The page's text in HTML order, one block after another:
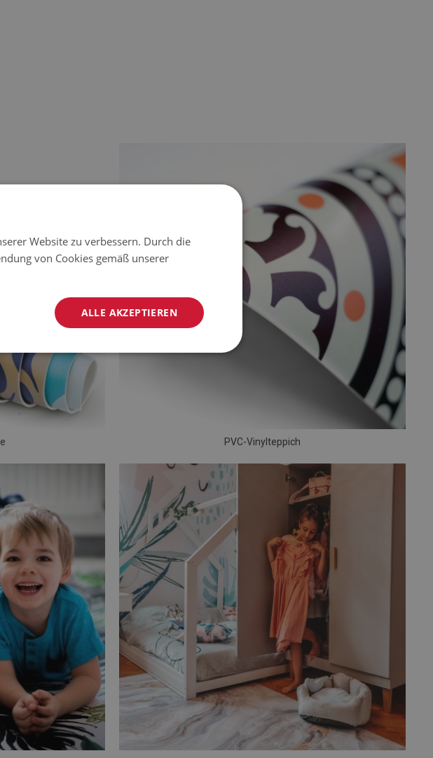
PVC-Vinylteppich
Website zu verbessern. Durch die
von Cookies gemäß unserer
ALLE AKZEPTIEREN